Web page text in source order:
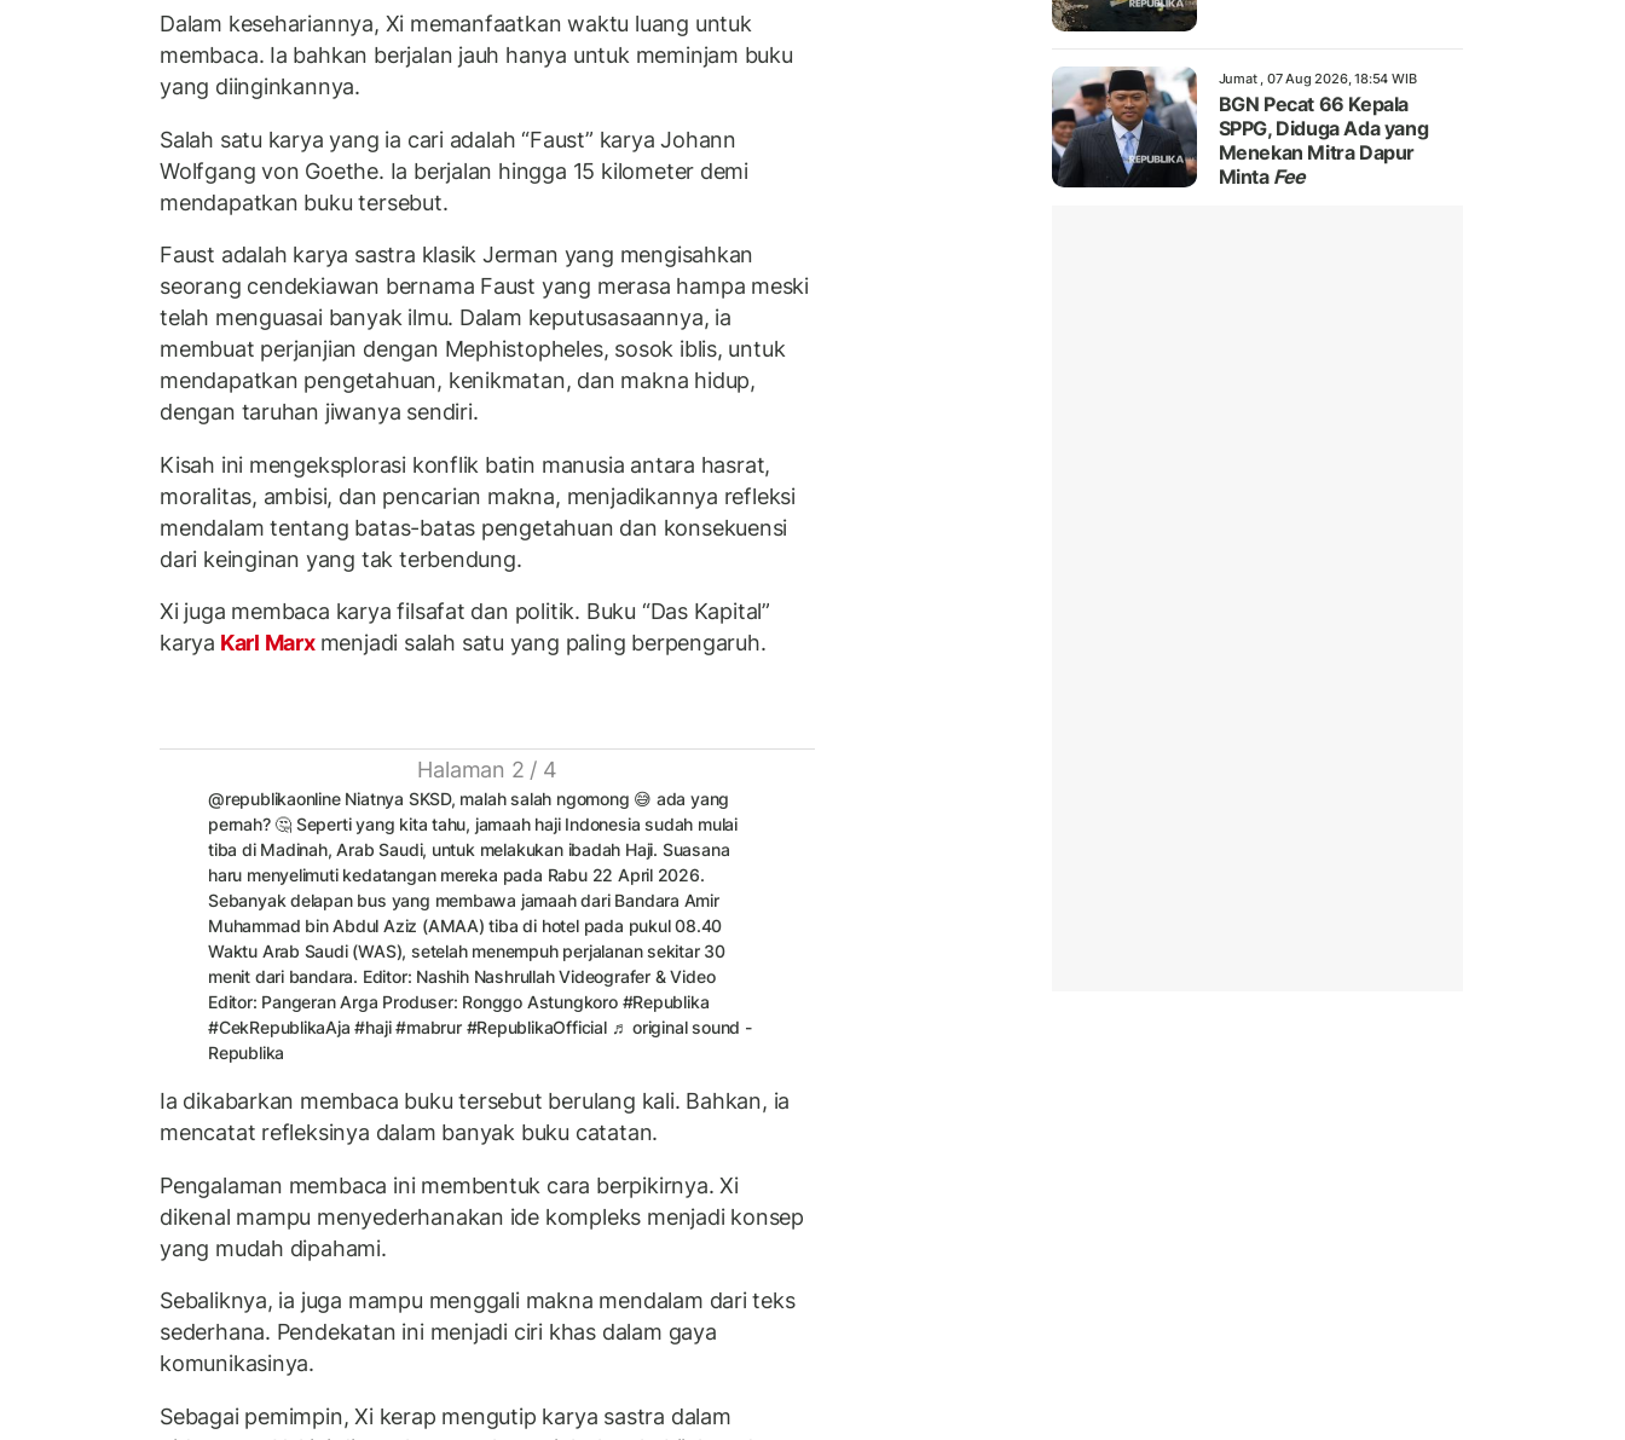
Dalam kesehariannya, Xi memanfaatkan waktu luang untuk
membaca. Ia bahkan berjalan jauh hanya untuk meminjam buku
yang diinginkannya.
Salah satu karya yang ia cari adalah “Faust” karya Johann
Wolfgang von Goethe. Ia berjalan hingga 15 kilometer demi
mendapatkan buku tersebut.
Faust adalah karya sastra klasik Jerman yang mengisahkan
seorang cendekiawan bernama Faust yang merasa hampa meski
telah menguasai banyak ilmu. Dalam keputusasaannya, ia
membuat perjanjian dengan Mephistopheles, sosok iblis, untuk
mendapatkan pengetahuan, kenikmatan, dan makna hidup,
dengan taruhan jiwanya sendiri.
Kisah ini mengeksplorasi konflik batin manusia antara hasrat,
moralitas, ambisi, dan pencarian makna, menjadikannya refleksi
mendalam tentang batas-batas pengetahuan dan konsekuensi
dari keinginan yang tak terbendung.
Xi juga membaca karya filsafat dan politik. Buku “Das Kapital”
karya Karl Marx menjadi salah satu yang paling berpengaruh.
Halaman 2 / 4
@republikaonlineNiatnya SKSD, malah salah ngomong 😅 ada yang
pernah? 🤔 Seperti yang kita tahu, jamaah haji Indonesia sudah mulai
tiba di Madinah, Arab Saudi, untuk melakukan ibadah Haji. Suasana
haru menyelimuti kedatangan mereka pada Rabu 22 April 2026.
Sebanyak delapan bus yang membawa jamaah dari Bandara Amir
Muhammad bin Abdul Aziz (AMAA) tiba di hotel pada pukul 08.40
Waktu Arab Saudi (WAS), setelah menempuh perjalanan sekitar 30
menit dari bandara. Editor: Nashih Nashrullah Videografer & Video
Editor: Pangeran Arga Produser: Ronggo Astungkoro #Republika
#CekRepublikaAja #haji #mabrur #RepublikaOfficial ♬ original sound -
Republika
Ia dikabarkan membaca buku tersebut berulang kali. Bahkan, ia
mencatat refleksinya dalam banyak buku catatan.
Pengalaman membaca ini membentuk cara berpikirnya. Xi
dikenal mampu menyederhanakan ide kompleks menjadi konsep
yang mudah dipahami.
Sebaliknya, ia juga mampu menggali makna mendalam dari teks
sederhana. Pendekatan ini menjadi ciri khas dalam gaya
komunikasinya.
Sebagai pemimpin, Xi kerap mengutip karya sastra dalam
Jumat , 07 Aug 2026, 18:54 WIB
BGN Pecat 66 Kepala
SPPG, Diduga Ada yang
Menekan Mitra Dapur
Minta Fee